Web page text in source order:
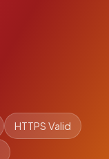
HTTPS Valid